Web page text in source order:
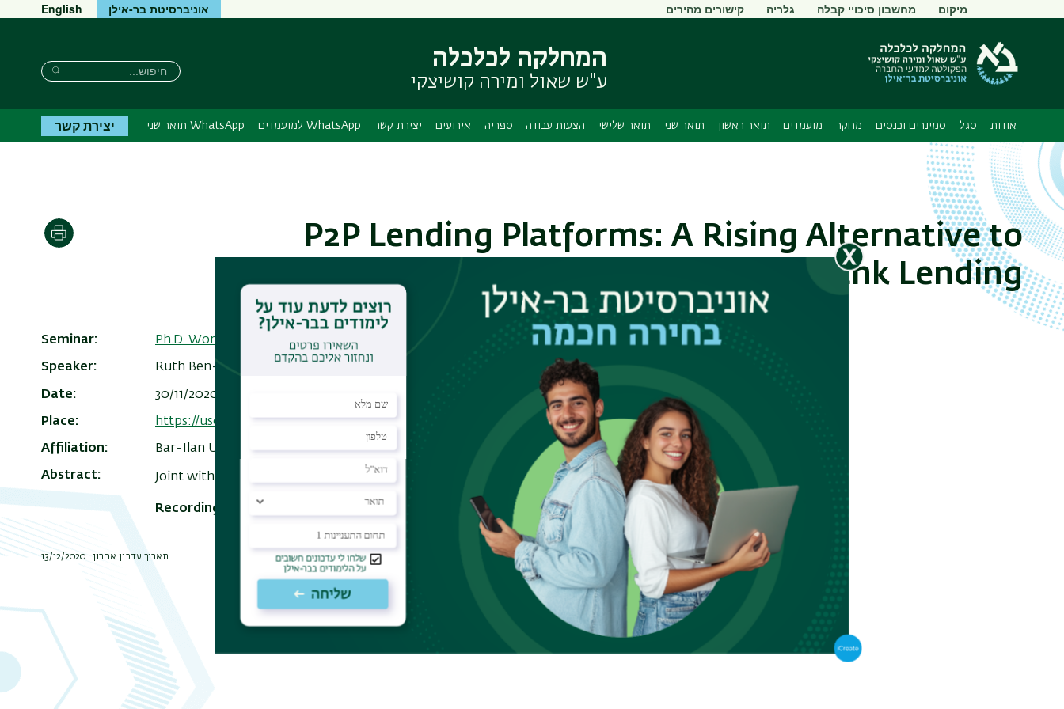
העיקרי
ניווט
ראשי
תפריט
מיקום מחשבון סיכויי קבלה גלריה קישורים מהירים אוניברסיטת בר-אילן English
המחלקה לכלכלה
ע"ש שאול ומירה קושיצקי
חיפוש
חיפוש
חיפוש
אודות סגל סמינרים וכנסים מחקר מועמדים תואר ראשון תואר שני תואר שלישי הצעות עבודה ספריה אירועים יצירת קשר WhatsApp למועמדים WhatsApp תואר שני יצירת קשר
P2P Lending Platforms: A Rising Alternative to
Bank Lending?
הדפסה
Seminar Ph.D. Workshop 2020-2021
Speaker Ruth Ben-Yashar
Date 30/11/2020 - 09:30 - 08:00 Add To Calendar
Place https://us02web.zoom.us/j/86920047423
Affiliation Bar-Ilan University
Abstract Joint with Miriam Krausz.
Recording: To view the seminar recording, click here.
תאריך עדכון אחרון : 13/12/2020